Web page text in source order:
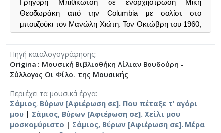
Γρηγόρη Μπιθικώτση σε ενορχήστρωση Μίκη
Θεοδωράκη από την Columbia με σολίστ στο
μπουζούκι τον Μανώλη Χιώτη. Τον Οκτώβρη του 1960,
στην Ελευσίνα, η πρώτη λαϊκή ορχήστρα του
καθιερώνεται η έννοια της λαϊκής συναυλίας στην
Ελλάδα.
Πηγή καταλογογράφησης
Original: Μουσική Βιβλιοθήκη Λίλιαν Βουδούρη -
Σύλλογος Οι Φίλοι της Μουσικής
Περιέχει τα μουσικά έργα
Σάμιος, Βύρων [Αφιέρωση σε]. Που πέταξε τ’ αγόρι
μου | Σάμιος, Βύρων [Αφιέρωση σε]. Χείλι μου
μοσκομύριστο | Σάμιος, Βύρων [Αφιέρωση σε]. Μέρα